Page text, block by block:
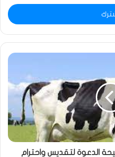
الدعوة لتقديس واحترام